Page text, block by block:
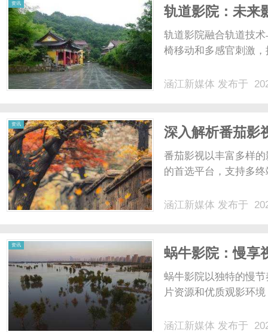
资讯
轨道影院：未来
轨道影院融合轨道技
椅移动和多感官刺激
涵江新媒体 发布于
资讯
深入解析番茄影
选平台
番茄影视以丰富多样
的首选平台，支持多
涵江新媒体 发布于
资讯
蜗牛影院：慢享
台
蜗牛影院以独特的慢
片资源和优质观影环
涵江新媒体 发布于